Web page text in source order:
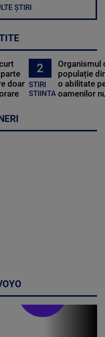
ȘTIRI
doar
2
STIRI
STIINTA
Organismul
populație
o abilitate
oamenilor